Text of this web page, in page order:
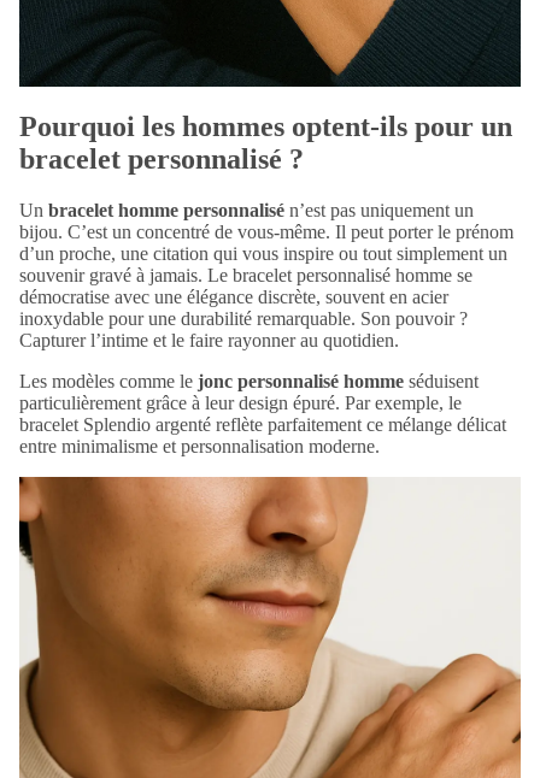
Pourquoi les hommes optent-ils pour un
bracelet personnalisé ?
Un bracelet homme personnalisé n’est pas uniquement un
bijou. C’est un concentré de vous-même. Il peut porter le prénom
d’un proche, une citation qui vous inspire ou tout simplement un
souvenir gravé à jamais. Le bracelet personnalisé homme se
démocratise avec une élégance discrète, souvent en acier
inoxydable pour une durabilité remarquable. Son pouvoir ?
Capturer l’intime et le faire rayonner au quotidien.
Les modèles comme le jonc personnalisé homme séduisent
particulièrement grâce à leur design épuré. Par exemple, le
bracelet Splendio argenté reflète parfaitement ce mélange délicat
entre minimalisme et personnalisation moderne.